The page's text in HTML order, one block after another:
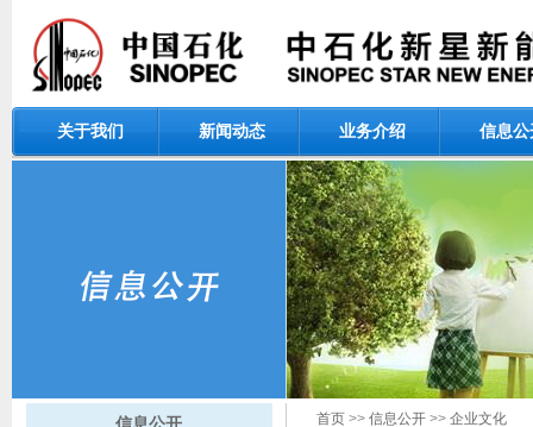
关于我们 新闻动态 业务介绍 信息公
首页 >> 信息公开 >> 企业文化